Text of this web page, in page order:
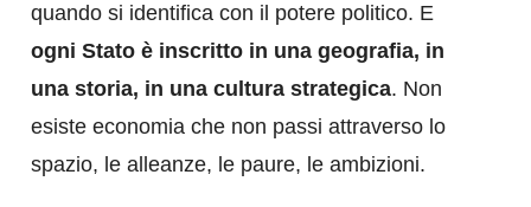
quando si identifica con il potere politico. E
ogni Stato è inscritto in una geografia, in
una storia, in una cultura strategica. Non
esiste economia che non passi attraverso lo
spazio, le alleanze, le paure, le ambizioni.